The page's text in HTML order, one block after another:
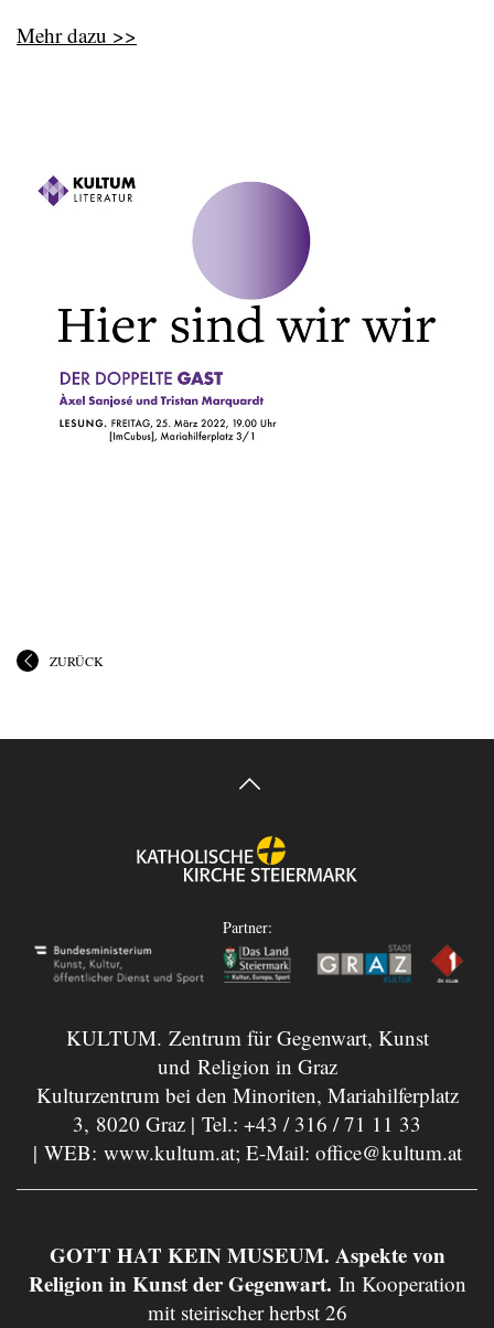
Mehr dazu >>
ZURÜCK
Partner:
KULTUM. Zentrum für Gegenwart, Kunst
und Religion in Graz
Kulturzentrum bei den Minoriten, Mariahilferplatz
3, 8020 Graz | Tel.: +43 / 316 / 71 11 33
| WEB: www.kultum.at; E-Mail: office@kultum.at
GOTT HAT KEIN MUSEUM. Aspekte von
Religion in Kunst der Gegenwart. In Kooperation
mit steirischer herbst 26